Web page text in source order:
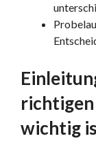
richtigen
wichtig